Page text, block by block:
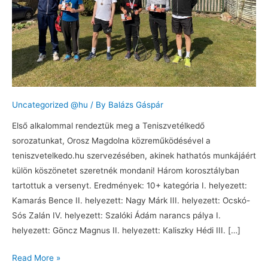
Uncategorized @hu / By Balázs Gáspár
Első alkalommal rendeztük meg a Teniszvetélkedő
sorozatunkat, Orosz Magdolna közreműködésével a
teniszvetelkedo.hu szervezésében, akinek hathatós munkájáért
külön köszönetet szeretnék mondani! Három korosztályban
tartottuk a versenyt. Eredmények: 10+ kategória I. helyezett:
Kamarás Bence II. helyezett: Nagy Márk III. helyezett: Ocskó-
Sós Zalán IV. helyezett: Szalóki Ádám narancs pálya I.
helyezett: Göncz Magnus II. helyezett: Kaliszky Hédi III. […]
Read More »